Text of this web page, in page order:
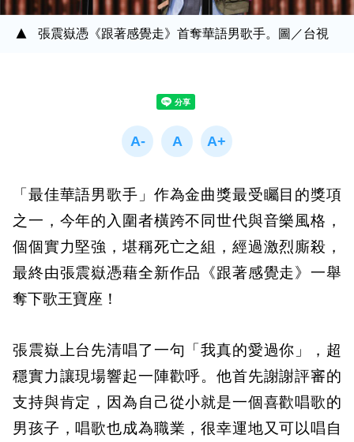
張震嶽憑《跟著感覺走》首奪華語男歌手。圖／台視
「最佳華語男歌手」作為金曲獎最受矚目的獎項
之一，今年的入圍者橫跨不同世代與音樂風格，
個個實力堅強，堪稱死亡之組，經過激烈廝殺，
最終由張震嶽憑藉全新作品《跟著感覺走》一舉
奪下歌王寶座！
張震嶽上台先清唱了一句「我真的愛過你」，超
穩實力讓現場響起一陣歡呼。他首先謝謝評審的
支持與肯定，因為自己從小就是一個喜歡唱歌的
男孩子，唱歌也成為職業，很幸運地又可以唱自